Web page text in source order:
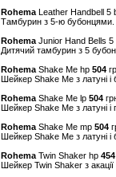
Rohema Leather Handbell 5
Тамбурин з 5-ю бубонцями.
Rohema Junior Hand Bells 5
Дитячий тамбурин з 5
Rohema Shake Me hp 504
Шейкер Shake Me з латуні
Rohema Shake Me lp 504
Шейкер Shake Me з латуні
Rohema Shake Me mp 504
Шейкер Shake Me з латуні і
Rohema Twin Shaker hp 454
Шейкер Twin Shaker з